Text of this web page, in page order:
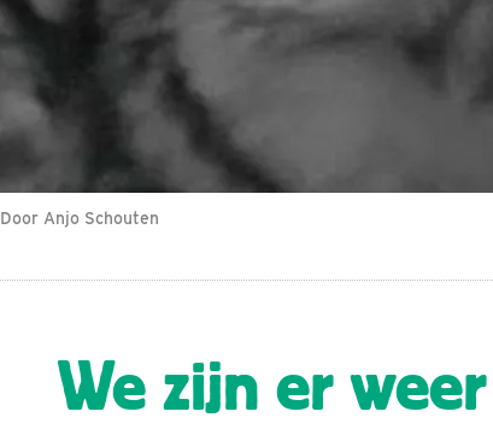
Door Anjo Schouten
We zijn er weer